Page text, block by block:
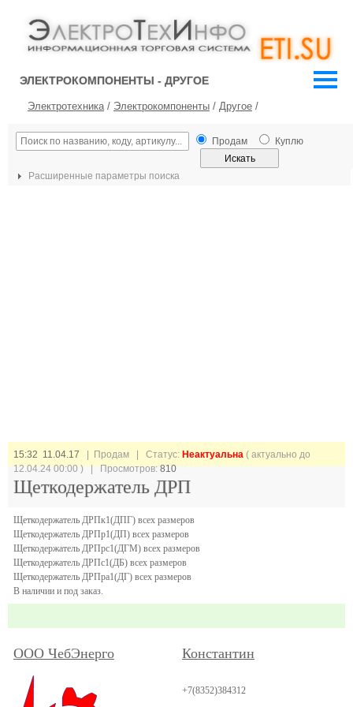
ЭЛЕКТРОКОМПОНЕНТЫ - ДРУГОЕ
Электротехника/ Электрокомпоненты / Другое /
Продам Куплю
Расширенные параметры поиска
15:32 11.04.17 | Продам | Статус: Неактуальна ( актуально до
12.04.24 00:00 ) | Просмотров:810
Щеткодержатель ДРП
Щеткодержатель ДРПк1(ДПГ) всех размеров
Щеткодержатель ДРПр1(ДП) всех размеров
Щеткодержатель ДРПрс1(ДГМ) всех размеров
Щеткодержатель ДРПс1(ДБ) всех размеров
Щеткодержатель ДРПра1(ДГ) всех размеров
В наличии и под заказ.
ООО ЧебЭнерго Константин
+7(8352)384312